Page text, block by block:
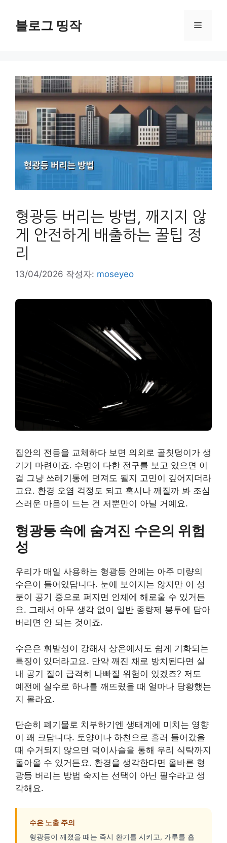
블로그 띵작 메
형광등 버리는 방법, 깨지지 않
게 안전하게 배출하는 꿀팁 정
리
13/04/2026 작성자: moseyeo
집안의 전등을 교체하다 보면 의외로 골칫덩이가 생
기기 마련이죠. 수명이 다한 전구를 보고 있으면 이
걸 그냥 쓰레기통에 던져도 될지 고민이 깊어지더라
고요. 환경 오염 걱정도 되고 혹시나 깨질까 봐 조심
스러운 마음이 드는 건 저뿐만이 아닐 거예요.
형광등 속에 숨겨진 수은의 위험
성
우리가 매일 사용하는 형광등 안에는 아주 미량의
수은이 들어있답니다. 눈에 보이지는 않지만 이 성
분이 공기 중으로 퍼지면 인체에 해로울 수 있거든
요. 그래서 아무 생각 없이 일반 종량제 봉투에 담아
버리면 안 되는 것이죠.
수은은 휘발성이 강해서 상온에서도 쉽게 기화되는
특징이 있더라고요. 만약 깨진 채로 방치된다면 실
내 공기 질이 급격히 나빠질 위험이 있겠죠? 저도
예전에 실수로 하나를 깨뜨렸을 때 얼마나 당황했는
지 몰라요.
단순히 폐기물로 치부하기엔 생태계에 미치는 영향
이 꽤 크답니다. 토양이나 하천으로 흘러 들어갔을
때 수거되지 않으면 먹이사슬을 통해 우리 식탁까지
돌아올 수 있거든요. 환경을 생각한다면 올바른 형
광등 버리는 방법 숙지는 선택이 아닌 필수라고 생
각해요.
수은 노출 주의
형광등이 깨졌을 때는 즉시 환기를 시키고, 가루를 흡